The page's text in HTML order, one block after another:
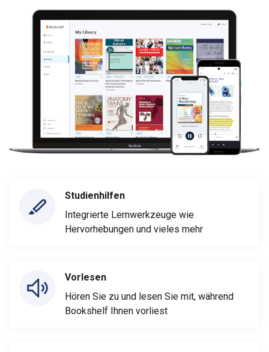
Studienhilfen
Integrierte Lernwerkzeuge wie
Hervorhebungen und vieles mehr
Vorlesen
Hören Sie zu und lesen Sie mit, während
Bookshelf Ihnen vorliest